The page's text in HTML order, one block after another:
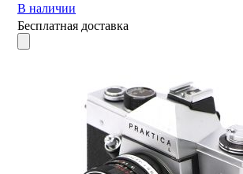
В наличии
Бесплатная доставка